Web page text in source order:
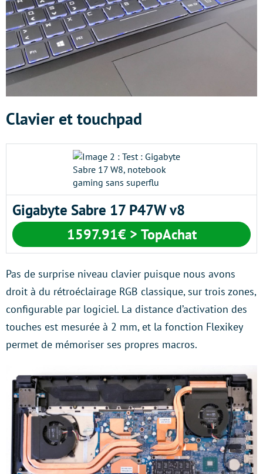
Clavier et touchpad
Gigabyte Sabre 17 P47W v8
1597.91€ > TopAchat
Pas de surprise niveau clavier puisque nous avons
droit à du rétroéclairage RGB classique, sur trois zones,
configurable par logiciel. La distance d’activation des
touches est mesurée à 2 mm, et la fonction Flexikey
permet de mémoriser ses propres macros.